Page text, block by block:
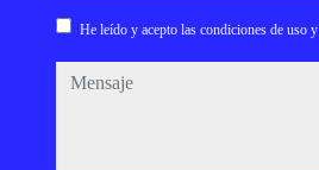
He leído y acepto las condiciones de uso y
mensaje